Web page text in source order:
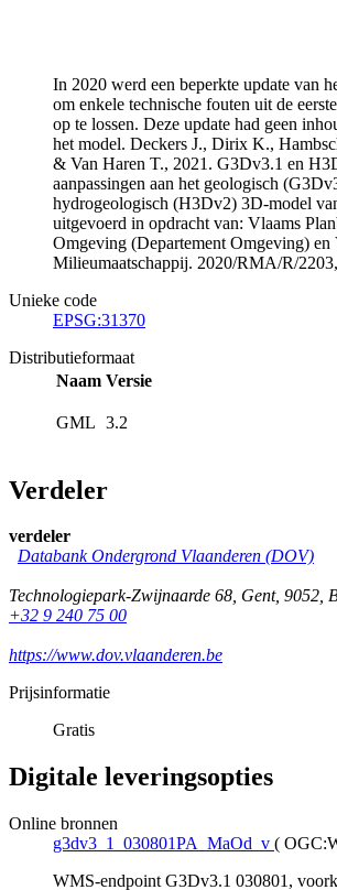
In 2020 werd een beperkte update van
om enkele technische fouten uit de
op te lossen. Deze update had geen
het model. Deckers J., Dirix K.,
& Van Haren T., 2021. G3Dv3.1 en
aanpassingen aan het geologisch
hydrogeologisch (H3Dv2) 3D-model
uitgevoerd in opdracht van: Vlaams
Omgeving (Departement Omgeving) en
Milieumaatschappij. 2020/RMA/R/
Unieke code
EPSG:31370
Distributieformaat
Naam Versie
GML 3.2
Verdeler
verdeler
Databank Ondergrond Vlaanderen (DOV)
Technologiepark-Zwijnaarde 68, Gent, 9052,
+32 9 240 75 00
https://www.dov.vlaanderen.be
Prijsinformatie
Gratis
Digitale leveringsopties
Online bronnen
g3dv3_1_030801PA_MaOd_v (
WMS-endpoint G3Dv3.1 030801,